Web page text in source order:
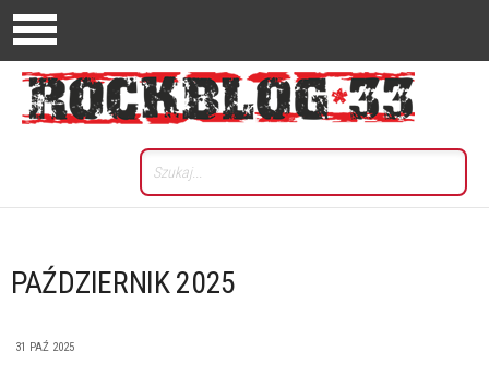
PAŹDZIERNIK 2025
31 PAŹ 2025